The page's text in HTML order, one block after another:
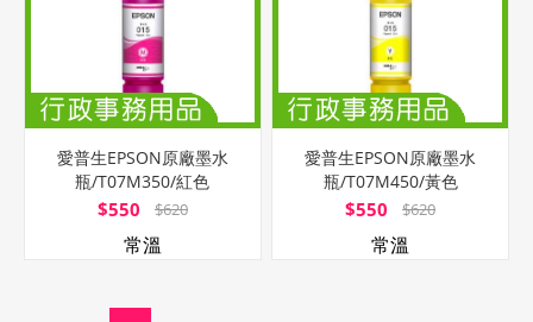
愛普生EPSON原廠墨水
瓶/T07M350/紅色
$550 $620
常溫
愛普生EPSON原廠墨水
瓶/T07M450/黃色
$550 $620
常溫